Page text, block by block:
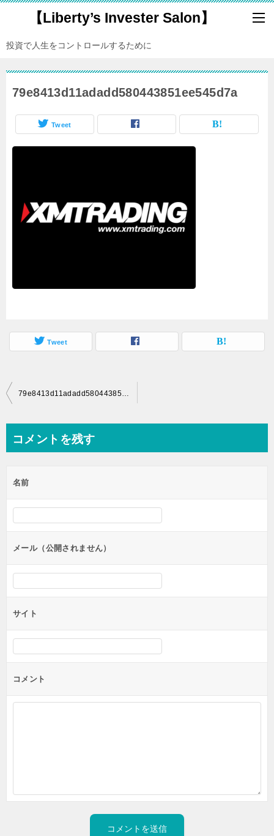
【Liberty’s Invester Salon】
投資で人生をコントロールするために
79e8413d11adadd580443851ee545d7a
Tweet
Tweet
投
ビ
ー
シ
ン
79e8413d11adadd580443851ee545d7a
コメントを残す
名前
メール（公開されません）
サイト
コメント